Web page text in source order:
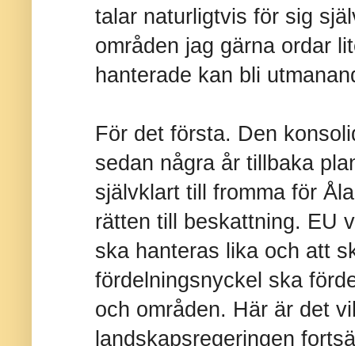
talar naturligtvis för sig
områden jag gärna ordar
hanterade kan bli
För det första. Den
sedan några år tillbaka
självklart till fromma för
rätten till beskattning. EU
ska hanteras lika och att
fördelningsnyckel ska
och områden. Här är det
landskapsregeringen